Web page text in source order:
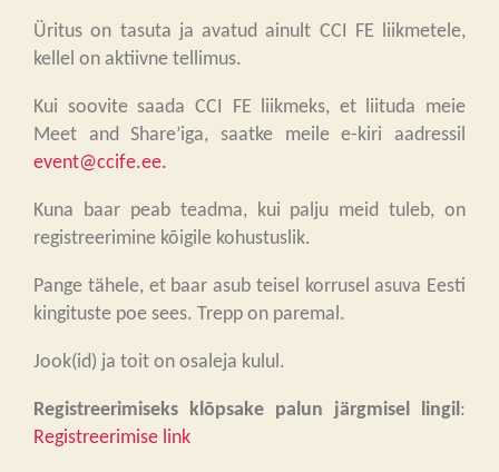
Üritus on tasuta ja avatud ainult CCI FE liikmetele,
kellel on aktiivne tellimus.
Kui soovite saada CCI FE liikmeks, et liituda meie
Meet and Share’iga, saatke meile e-kiri aadressil
event@ccife.ee.
Kuna baar peab teadma, kui palju meid tuleb, on
registreerimine kõigile kohustuslik.
Pange tähele, et baar asub teisel korrusel asuva Eesti
kingituste poe sees. Trepp on paremal.
Jook(id) ja toit on osaleja kulul.
Registreerimiseks klõpsake palun järgmisel lingil:
Registreerimise link